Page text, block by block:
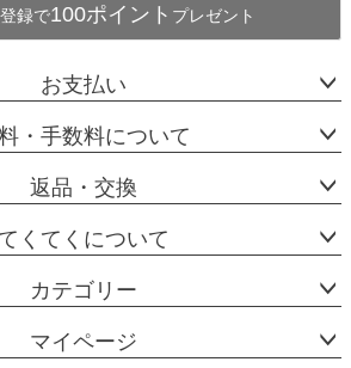
録で100ポイント プレゼント
お支払い
・手数料について
返品・交換
てくてくについて
カテゴリー
マイページ